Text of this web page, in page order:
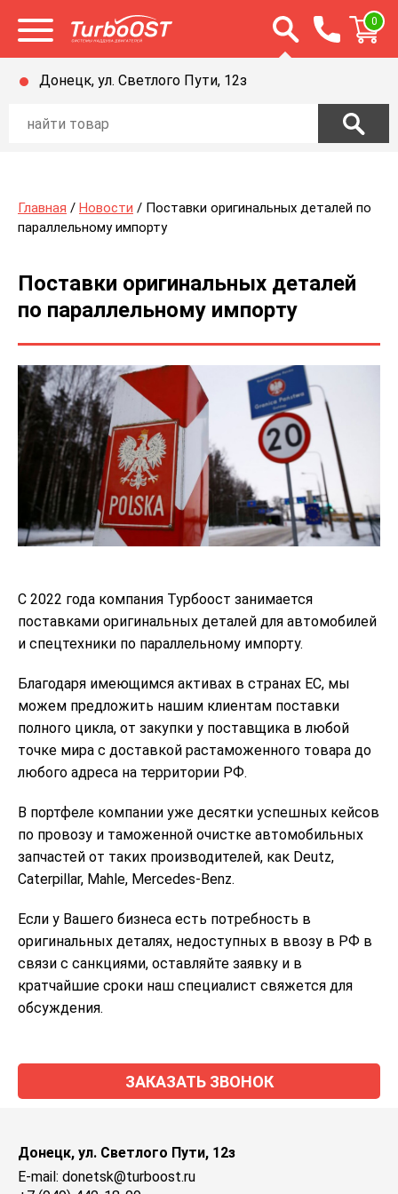
Открыть меню Открыть строку
0
Донецк, ул. Светлого Пути, 12з
Главная / Новости / Поставки оригинальных деталей по
параллельному импорту
Поставки оригинальных деталей
по параллельному импорту
С 2022 года компания Турбоост занимается
поставками оригинальных деталей для автомобилей
и спецтехники по параллельному импорту.
Благодаря имеющимся активах в странах ЕС, мы
можем предложить нашим клиентам поставки
полного цикла, от закупки у поставщика в любой
точке мира с доставкой растаможенного товара до
любого адреса на территории РФ.
В портфеле компании уже десятки успешных кейсов
по провозу и таможенной очистке автомобильных
запчастей от таких производителей, как Deutz,
Caterpillar, Mahle, Mercedes-Benz.
Если у Вашего бизнеса есть потребность в
оригинальных деталях, недоступных в ввозу в РФ в
связи с санкциями, оставляйте заявку и в
кратчайшие сроки наш специалист свяжется для
обсуждения.
ЗАКАЗАТЬ ЗВОНОК
Донецк, ул. Светлого Пути, 12з
E-mail: donetsk@turboost.ru